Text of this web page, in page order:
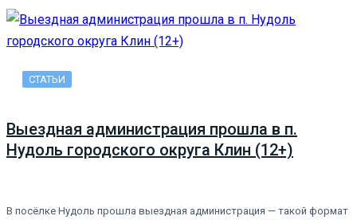
СТАТЬИ
Выездная администрация прошла в п.
Нудоль городского округа Клин (12+)
В посёлке Нудоль прошла выездная администрация — такой формат